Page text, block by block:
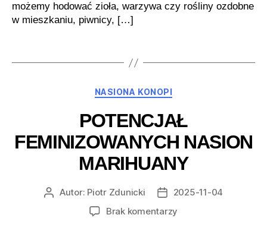
możemy hodować zioła, warzywa czy rośliny ozdobne
w mieszkaniu, piwnicy, […]
Kategorie
NASIONA KONOPI
POTENCJAŁ
FEMINIZOWANYCH NASION
MARIHUANY
AutorAutor: Piotr Zdunicki
Data2025-11-04
Brak komentarzy